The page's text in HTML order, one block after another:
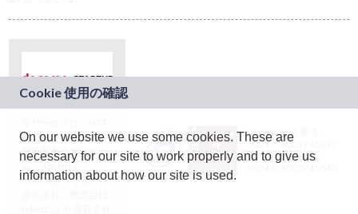
ドコモグループの新
規事業創出プログラ
ム「docomo
STARTUP」を通じて
JASRAC許諾番号：
9024936001Y45037
JASRAC許諾番号：
On our website we use some cookies. These are
necessary for our site to work properly and to give us
information about how our site is used.